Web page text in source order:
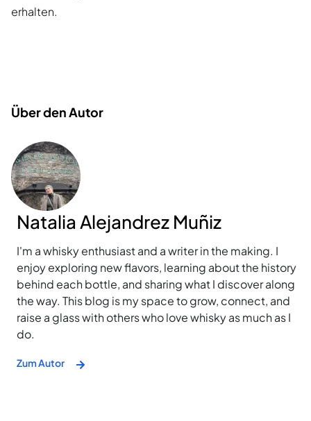
erhalten.
Über den Autor
Natalia Alejandrez Muñiz
I'm a whisky enthusiast and a writer in the making. I
enjoy exploring new flavors, learning about the history
behind each bottle, and sharing what I discover along
the way. This blog is my space to grow, connect, and
raise a glass with others who love whisky as much as I
do.
Zum Autor